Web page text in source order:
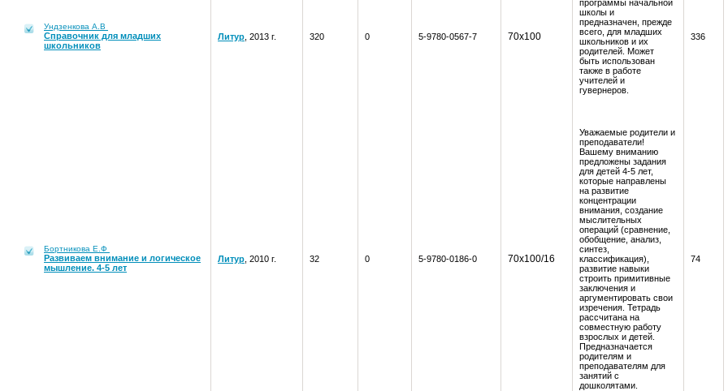
Ундзенкова А.В
Справочник для младших
школьников
Литур , 2013 г. 320 0 5-9780-0567-7 70x100
программы начальной
школы и
предназначен, прежде
всего, для младших
школьников и их
родителей. Может
быть использован
также в работе
учителей и
гувернеров.
336
Бортникова Е.Ф
Развиваем внимание и логическое
мышление. 4-5 лет
Литур , 2010 г. 32 0 5-9780-0186-0 70х100/16
Уважаемые родители и
преподаватели!
Вашему вниманию
предложены задания
для детей 4-5 лет,
которые направлены
на развитие
концентрации
внимания, создание
мыслительных
операций (сравнение,
обобщение, анализ,
синтез,
классификация),
развитие навыки
строить примитивные
заключения и
аргументировать свои
изречения. Тетрадь
рассчитана на
совместную работу
взрослых и детей.
Предназначается
родителям и
преподавателям для
занятий с
дошколятами.
74